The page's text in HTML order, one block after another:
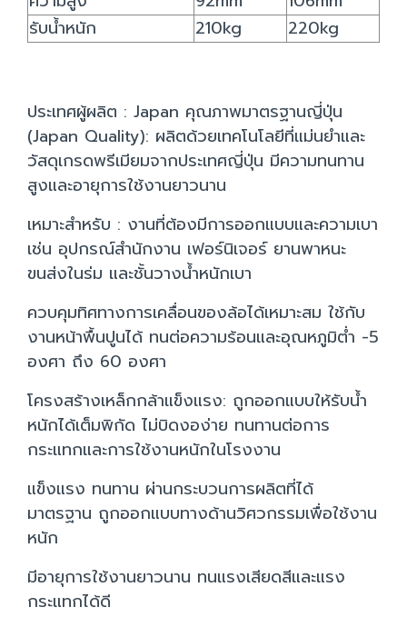
รับน้ำหนัก
210kg 220kg
ประเทศผู้ผลิต : Japan คุณภาพมาตรฐานญี่ปุ่น
(Japan Quality): ผลิตด้วยเทคโนโลยีที่แม่นยำและ
วัสดุเกรดพรีเมียมจากประเทศญี่ปุ่น มีความทนทาน
สูงและอายุการใช้งานยาวนาน
เหมาะสำหรับ : งานที่ต้องมีการออกแบบและความเบา
เช่น อุปกรณ์สำนักงาน เฟอร์นิเจอร์ ยานพาหนะ
ขนส่งในร่ม และชั้นวางน้ำหนักเบา
ควบคุมทิศทางการเคลื่อนของล้อได้เหมาะสม ใช้กับ
งานหน้าพื้นปูนได้ ทนต่อความร้อนและอุณหภูมิต่ำ -5
องศา ถึง 60 องศา
โครงสร้างเหล็กกล้าแข็งแรง: ถูกออกแบบให้รับน้ำ
หนักได้เต็มพิกัด ไม่บิดงอง่าย ทนทานต่อการ
กระแทกและการใช้งานหนักในโรงงาน
แข็งแรง ทนทาน ผ่านกระบวนการผลิตที่ได้
มาตรฐาน ถูกออกแบบทางด้านวิศวกรรมเพื่อใช้งาน
หนัก
มีอายุการใช้งานยาวนาน ทนแรงเสียดสีและแรง
กระแทกได้ดี